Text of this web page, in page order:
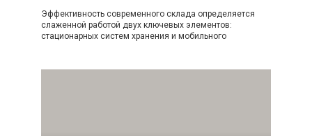
Эффективность современного склада определяется
слаженной работой двух ключевых элементов:
стационарных систем хранения и мобильного